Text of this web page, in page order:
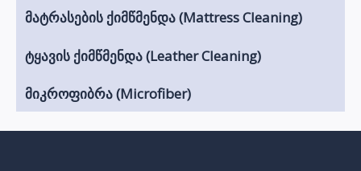
მატრასების ქიმწმენდა (Mattress Cleaning)
ტყავის ქიმწმენდა (Leather Cleaning)
მიკროფიბრა (Microfiber)